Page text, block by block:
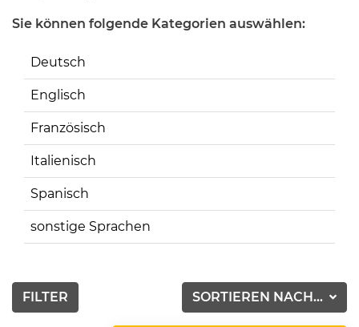
Sie können folgende Kategorien auswählen:
Deutsch
Englisch
Französisch
Italienisch
Spanisch
sonstige Sprachen
SORTIEREN NACH...
FILTER